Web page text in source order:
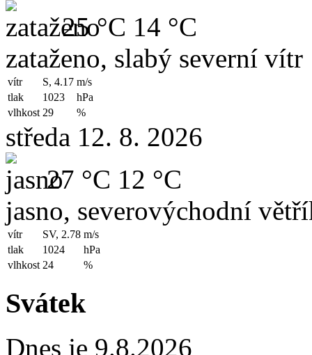
25 °C 14 °C
zataženo, slabý severní vítr
vítr S, 4.17 m/s
tlak
1023
hPa
vlhkost 29 %
středa 12. 8. 2026
27 °C 12 °C
jasno, severovýchodní
vítr SV, 2.78 m/s
tlak
1024
hPa
vlhkost 24 %
Svátek
Dnes je 9.8.2026